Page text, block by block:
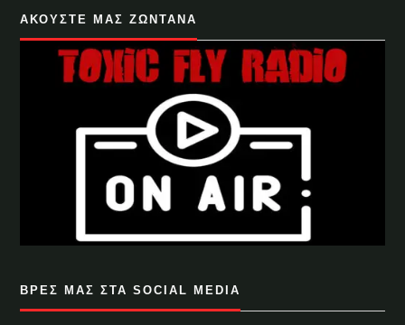
ΑΚΟΥΣΤΕ ΜΑΣ ΖΩΝΤΑΝΑ
ΒΡΕΣ ΜΑΣ ΣΤΑ SOCIAL MEDIA